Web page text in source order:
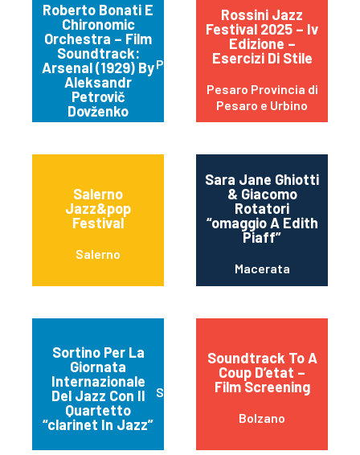
Roberto Bonati E
Chironomic
Orchestra – Film
Soundtrack:
Arsenal (1929) By
Aleksandr
Petrovič
Dovženko
Parma
Rossini Jazz
Festival 2025 – Iv
Edizione –
Esercizi Di Stile
Pesaro Provincia di
Pesaro e Urbino
Salerno
Jazz&pop
Festival
Salerno
Sara Jane Ghiotti
& Giacomo
Rotatori
“omaggio A Edith
Piaff”
Macerata
Sortino Per La
Giornata
Internazionale
Del Jazz Con Il
Quartetto
“clarinet In Jazz”
Sortino
Soundtrack To A
Coup D’etat –
Film Screening
Bolzano